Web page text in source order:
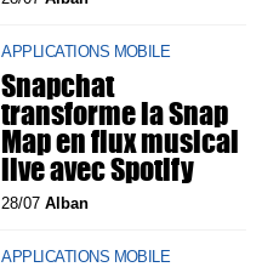
APPLICATIONS MOBILE
Snapchat
transforme la Snap
Map en flux musical
live avec Spotify
28/07Alban
APPLICATIONS MOBILE